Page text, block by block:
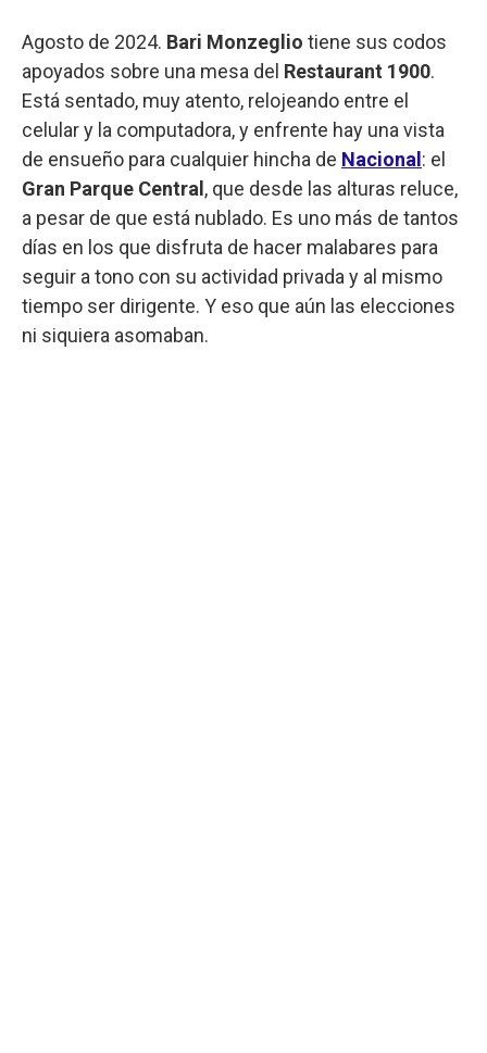
Agosto de 2024. Bari Monzeglio tiene sus codos
apoyados sobre una mesa del Restaurant 1900.
Está sentado, muy atento, relojeando entre el
celular y la computadora, y enfrente hay una vista
de ensueño para cualquier hincha de Nacional : el
Gran Parque Central , que desde las alturas reluce,
a pesar de que está nublado. Es uno más de tantos
días en los que disfruta de hacer malabares para
seguir a tono con su actividad privada y al mismo
tiempo ser dirigente. Y eso que aún las elecciones
ni siquiera asomaban.